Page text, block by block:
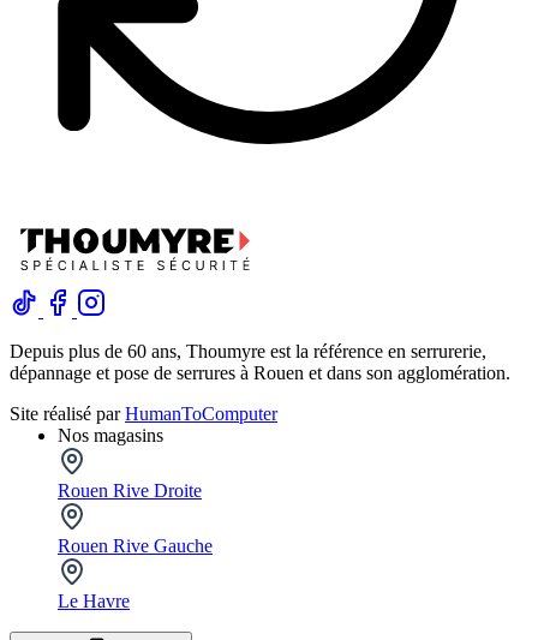
Depuis plus de 60 ans, Thoumyre est la référence en serrurerie,
dépannage et pose de serrures à Rouen et dans son agglomération.
Site réalisé parHumanToComputer
Nos magasins
Rouen Rive Droite
Rouen Rive Gauche
Le Havre